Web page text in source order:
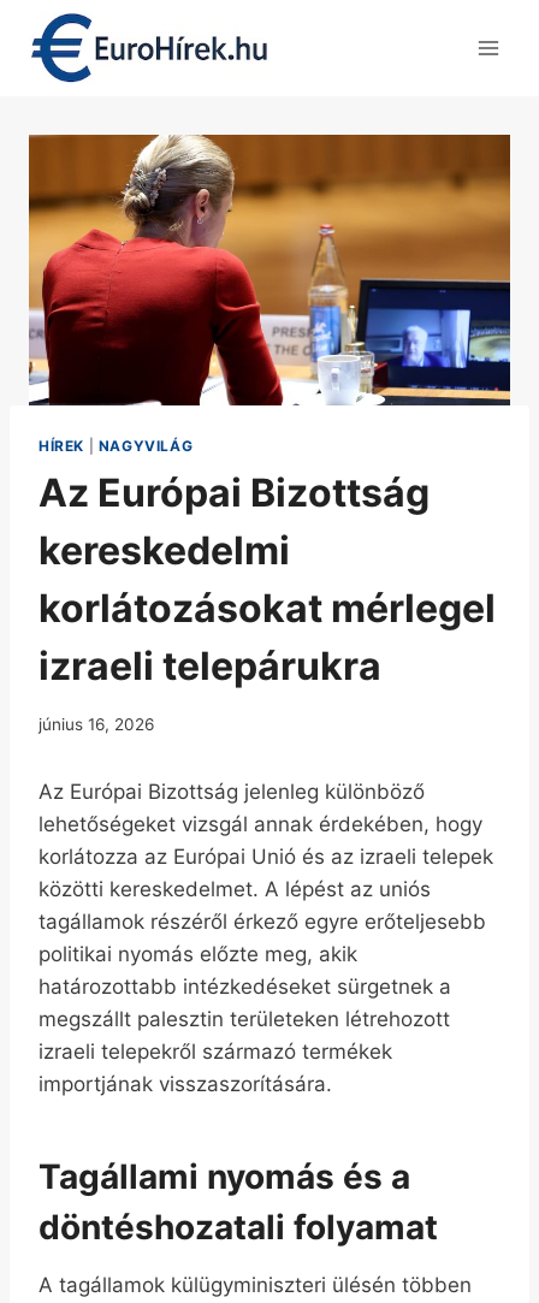
content
HÍREK NAGYVILÁG
Az Európai Bizottság
kereskedelmi
korlátozásokat mérlegel
izraeli telepárukra
június 16, 2026
Az Európai Bizottság jelenleg különböző
lehetőségeket vizsgál annak érdekében, hogy
korlátozza az Európai Unió és az izraeli telepek
közötti kereskedelmet. A lépést az uniós
tagállamok részéről érkező egyre erőteljesebb
politikai nyomás előzte meg, akik
határozottabb intézkedéseket sürgetnek a
megszállt palesztin területeken létrehozott
izraeli telepekről származó termékek
importjának visszaszorítására.
Tagállami nyomás és a
döntéshozatali folyamat
A tagállamok külügyminiszteri ülésén többen